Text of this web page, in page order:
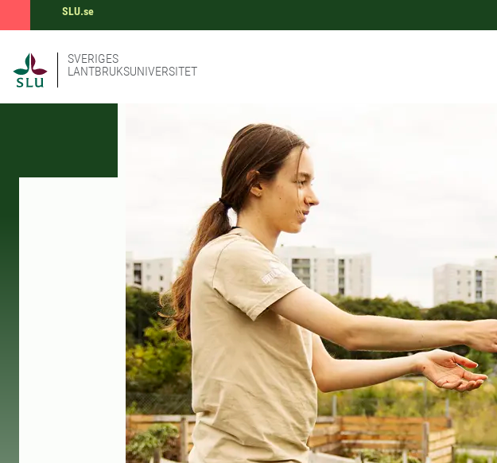
SLU.se
SVERIGES
LANTBRUKSUNIVERSITET